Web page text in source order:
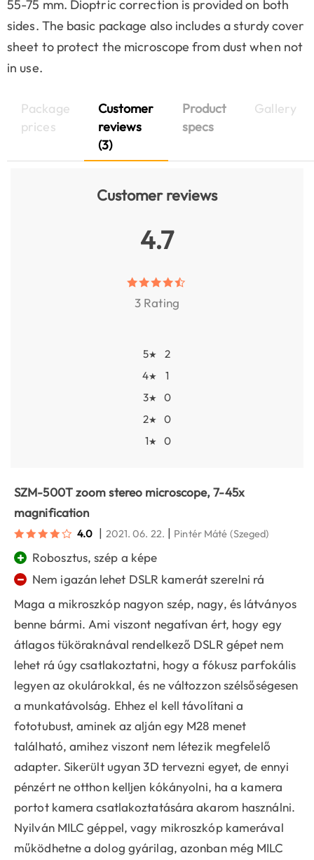
55-75 mm. Dioptric correction is provided on both
sides. The basic package also includes a sturdy cover
sheet to protect the microscope from dust when not
in use.
Package
prices
Customer
reviews
(3)
Product
specs
Gallery
Customer reviews
4.7
3 Rating
5★
2
4★
1
3★
0
2★
0
1★ 0
SZM-500T zoom stereo microscope, 7-45x
magnification
4.0 | 2021. 06. 22. | Pintér Máté (Szeged)
+ Robosztus, szép a képe
−
Nem igazán lehet DSLR kamerát szerelni rá
Maga a mikroszkóp nagyon szép, nagy, és látványos
benne bármi. Ami viszont negatívan ért, hogy egy
átlagos tüköraknával rendelkező DSLR gépet nem
lehet rá úgy csatlakoztatni, hogy a fókusz parfokális
legyen az okulárokkal, és ne változzon szélsőségesen
a munkatávolság. Ehhez el kell távolítani a
fototubust, aminek az alján egy M28 menet
található, amihez viszont nem létezik megfelelő
adapter. Sikerült ugyan 3D tervezni egyet, de ennyi
pénzért ne otthon kelljen kókányolni, ha a kamera
portot kamera csatlakoztatására akarom használni.
Nyilván MILC géppel, vagy mikroszkóp kamerával
működhetne a dolog gyárilag, azonban még MILC